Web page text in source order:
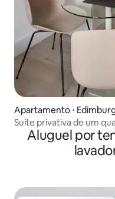
Apartamento ⋅
Suíte privativa de um
Aluguel por